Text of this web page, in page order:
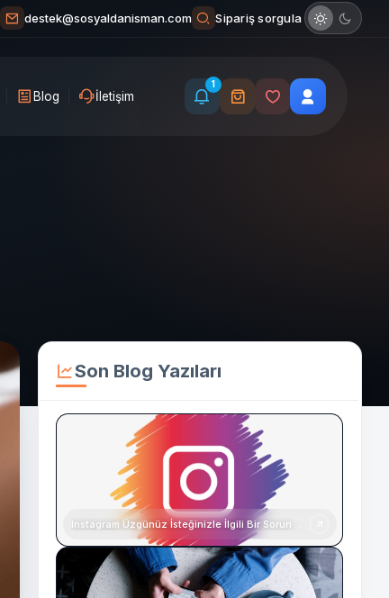
destek@sosyaldanisman.com Sipariş sorgula
Blog İletişim
1
Son Blog Yazıları